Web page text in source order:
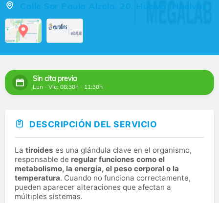
Calle Sor Paula Alzola, 20, Huelva (Huelva)
Sin cita previa
Lun - Vie: 08:30h - 11:30h
DESCRIPCIÓN DEL SERVICIO
La tiroides es una glándula clave en el organismo,
responsable de regular funciones como el
metabolismo, la energía, el peso corporal o la
temperatura. Cuando no funciona correctamente,
pueden aparecer alteraciones que afectan a
múltiples sistemas.